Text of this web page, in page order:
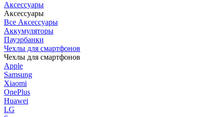
Аксессуары
Аксессуары
Все Аксессуары
Аккумуляторы
Пауэрбанки
Чехлы для смартфонов
Чехлы для смартфонов
Apple
Samsung
Xiaomi
OnePlus
Huawei
LG